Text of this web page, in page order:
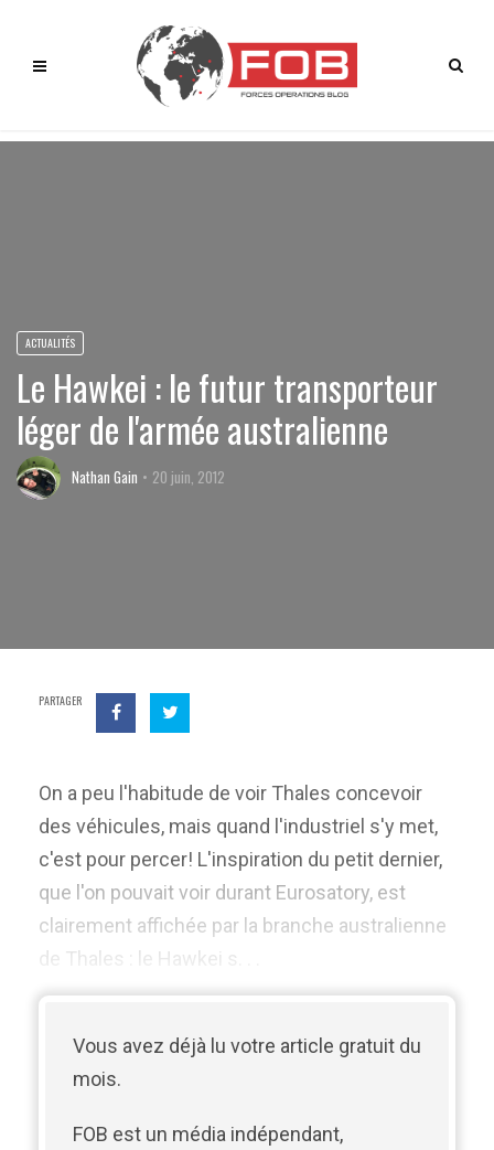
ACTUALITÉS
Le Hawkei : le futur transporteur
léger de l'armée australienne
Nathan Gain 20 juin, 2012
PARTAGER
On a peu l'habitude de voir Thales concevoir
des véhicules, mais quand l'industriel s'y met,
c'est pour percer! L'inspiration du petit dernier,
que l'on pouvait voir durant Eurosatory, est
clairement affichée par la branche australienne
de Thales : le Hawkei s. . .
Vous avez déjà lu votre article gratuit du
mois.
FOB est un média indépendant,